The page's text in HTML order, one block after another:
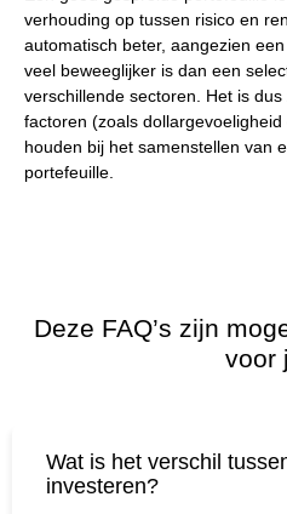
verhouding op tussen risico en
automatisch beter, aangezien
veel beweeglijker is dan een
verschillende sectoren. Het is
factoren (zoals
houden bij het samenstellen van
portefeuille.
Deze FAQ’s zijn
voor
Wat is het verschil
investeren?